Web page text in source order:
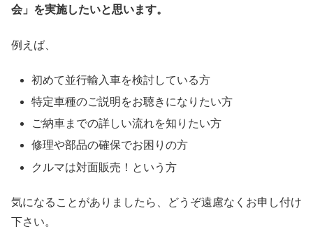
会」を実施したいと思います。
例えば、
初めて並行輸入車を検討している方
特定車種のご説明をお聴きになりたい方
ご納車までの詳しい流れを知りたい方
修理や部品の確保でお困りの方
クルマは対面販売！という方
気になることがありましたら、どうぞ遠慮なくお申し付け
下さい。